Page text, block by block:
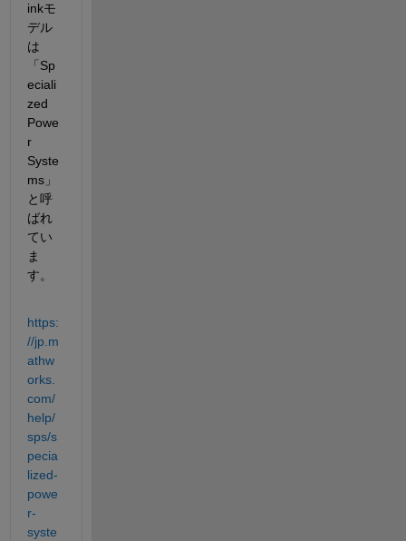
inkモ
デル
は
「Sp
eciali
zed
Powe
r
Syste
ms」
と呼
ばれ
てい
ま
す。
https:
//jp.m
athw
orks.
com/
help/
sps/s
pecia
lized-
powe
r-
syste